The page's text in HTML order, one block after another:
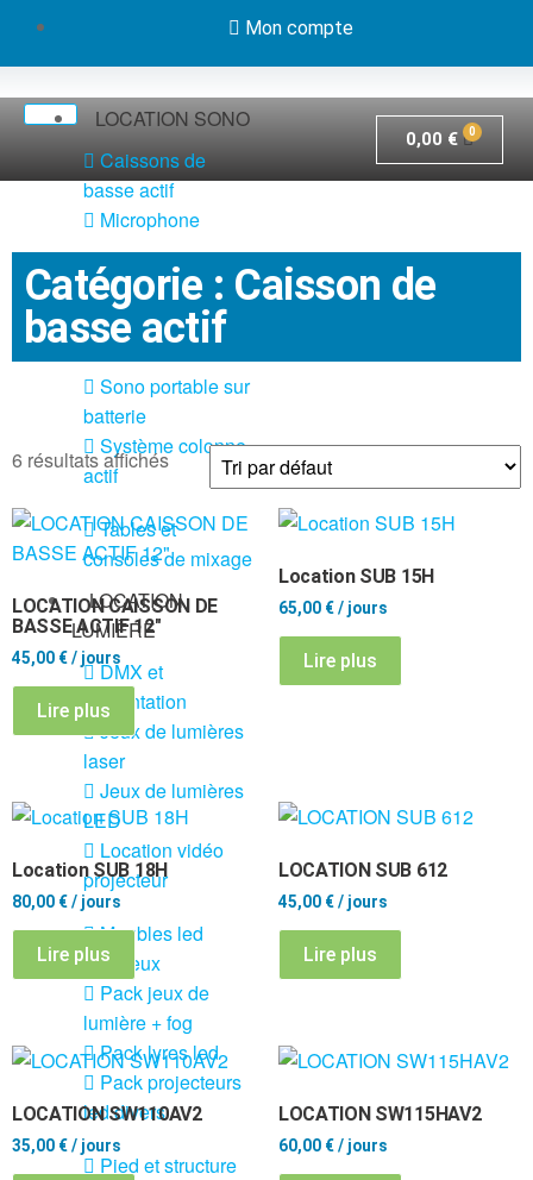
Mon compte
LOCATION SONO
Caissons de
basse actif
Microphone
Pack système
sono actif
Pieds et câbles
Sono portable sur
batterie
Système colonne
actif
Tables et
consoles de mixage
LOCATION
LUMIÈRE
DMX et
alimentation
Jeux de lumières
laser
Jeux de lumières
LED
Location vidéo
projecteur
Meubles led
lumineux
Pack jeux de
lumière + fog
Pack lyres led
Pack projecteurs
led divers
Pied et structure
0,00 €
Catégorie : Caisson de
basse actif
6 résultats affichés
LOCATION CAISSON DE
BASSE ACTIF 12″
45,00 €/ jours
Lire plus
Location SUB 15H
65,00 €/ jours
Lire plus
Location SUB 18H
80,00 €/ jours
Lire plus
LOCATION SUB 612
45,00 €/ jours
Lire plus
LOCATION SW110AV2
35,00 €/ jours
LOCATION SW115HAV2
60,00 €/ jours